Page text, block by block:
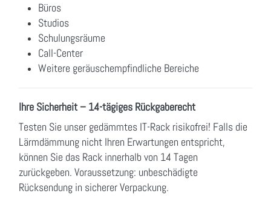
Büros
Studios
Schulungsräume
Call-Center
Weitere geräuschempfindliche Bereiche
Ihre Sicherheit – 14-tägiges Rückgaberecht
Testen Sie unser gedämmtes IT-Rack risikofrei! Falls die
Lärmdämmung nicht Ihren Erwartungen entspricht,
können Sie das Rack innerhalb von 14 Tagen
zurückgeben. Voraussetzung: unbeschädigte
Rücksendung in sicherer Verpackung.